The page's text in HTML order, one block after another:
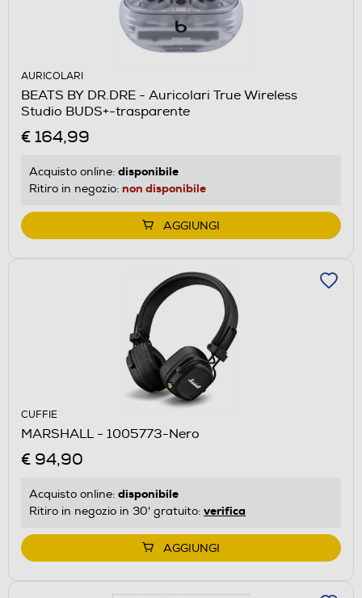
AURICOLARI
BEATS BY DR.DRE - Auricolari True Wireless
Studio BUDS+-trasparente
€ 164,99
Acquisto online: disponibile
Ritiro in negozio: non disponibile
AGGIUNGI
CUFFIE
MARSHALL - 1005773-Nero
€ 94,90
Acquisto online: disponibile
Ritiro in negozio in 30' gratuito: verifica
AGGIUNGI